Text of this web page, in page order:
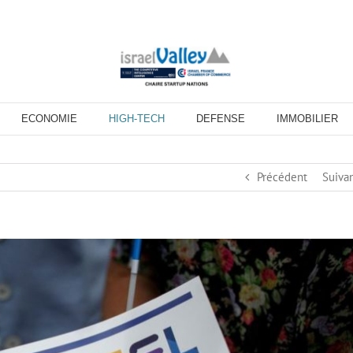
ECONOMIE HIGH-TECH DEFENSE IMMOBILIER
Précédent